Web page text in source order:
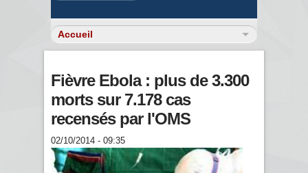
Fièvre Ebola : plus de 3.300
morts sur 7.178 cas
recensés par l'OMS
02/10/2014 - 09:35